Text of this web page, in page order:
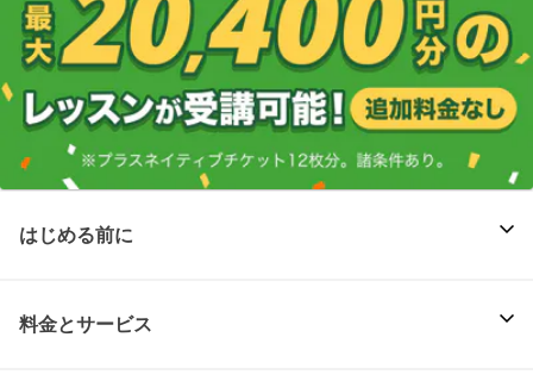
はじめる前に
料金とサービス